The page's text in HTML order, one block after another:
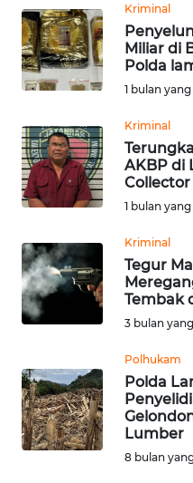
Kriminal
Miliar di
Polda
1 bulan
Kriminal
AKBP di
1 bulan
Kriminal
Tegur
Tembak
3 bulan
Polhukam
Polda
Lumber
8 bulan
EKUIN
SAINS-TEKNO
INTERNASIONAL
PENDIDIKAN
OLAHRAGA
OPINI
EDITORIAL